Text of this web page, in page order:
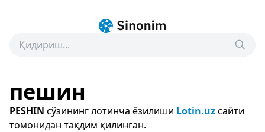
пешин
PESHIN сўзининг лотинча ёзилиши Lotin.uzсайти
томонидан тақдим қилинган.